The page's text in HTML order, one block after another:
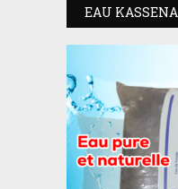
EAU KASSENA